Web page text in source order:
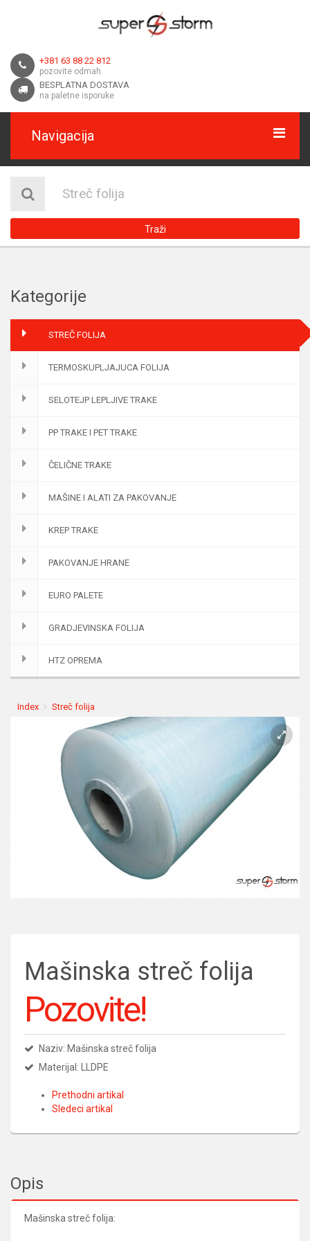
+381 63 88 22 812
pozovite odmah
BESPLATNA DOSTAVA
na paletne isporuke
Navigacija
DOSTAVA
Traži
Kategorije
STREČ FOLIJA
TERMOSKUPLJAJUCA FOLIJA
SELOTEJP LEPLJIVE TRAKE
PP TRAKE I PET TRAKE
ČELIČNE TRAKE
MAŠINE I ALATI ZA PAKOVANJE
KREP TRAKE
PAKOVANJE HRANE
EURO PALETE
GRADJEVINSKA FOLIJA
HTZ OPREMA
Index Streč folija
Mašinska streč folija
Pozovite!
Naziv: Mašinska streč folija
Materijal: LLDPE
Prethodni artikal
Sledeci artikal
Opis
Mašinska streč folija: